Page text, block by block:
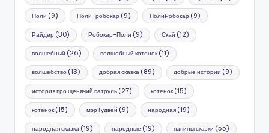
Поли (9) Поли-робокар (9) ПолиРобокар (9)
Райдер (30) Робокар-Поли (9) Скай (12)
волшебный (26) волшебный котенок(11)
волшебство (13) добрая сказка(89) добрые истории (9)
история про щенячий патруль (27) котенок(15)
котёнок(15) мэр Гудвей (9) народная(19)
народная сказка (19) народные (19) папины сказки (55)